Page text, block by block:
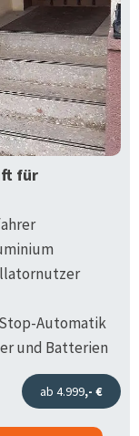
für
Automatik
und Batterien
ab 4.999,- €